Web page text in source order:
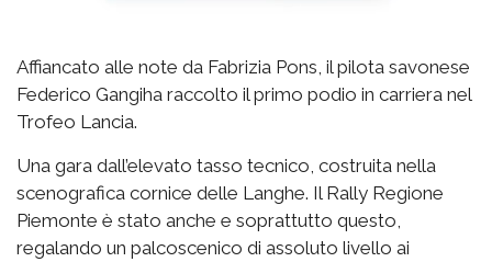
Affiancato alle note da Fabrizia Pons, il pilota savonese
Federico Gangiha raccolto il primo podio in carriera nel
Trofeo Lancia.
Una gara dall’elevato tasso tecnico, costruita nella
scenografica cornice delle Langhe. Il Rally Regione
Piemonte è stato anche e soprattutto questo,
regalando un palcoscenico di assoluto livello ai